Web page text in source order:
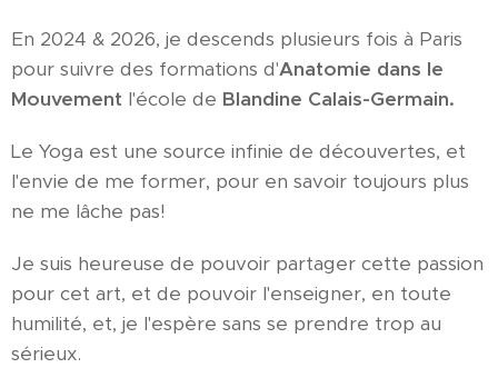
En 2024 & 2026, je descends plusieurs fois à Paris
pour suivre des formations d'Anatomie dans le
Mouvement l'école de Blandine Calais-Germain.
Le Yoga est une source infinie de découvertes, et
l'envie de me former, pour en savoir toujours plus
ne me lâche pas!
Je suis heureuse de pouvoir partager cette passion
pour cet art, et de pouvoir l'enseigner, en toute
humilité, et, je l'espère sans se prendre trop au
sérieux.